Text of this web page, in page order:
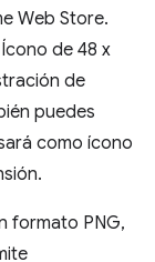
Web Store.
de 48 x
de
puedes
como ícono
formato PNG,